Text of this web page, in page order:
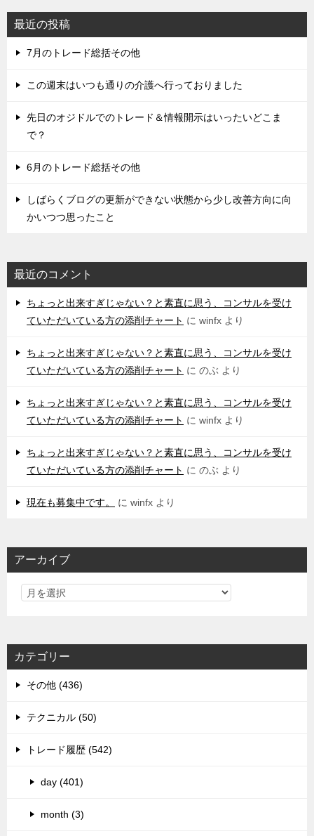
最近の投稿
7月のトレード総括その他
この週末はいつも通りの介護へ行っておりました
先日のオジドルでのトレード＆情報開示はいったいどこま
で？
6月のトレード総括その他
しばらくブログの更新ができない状態から少し改善方向に向
かいつつ思ったこと
最近のコメント
ちょっと出来すぎじゃない？と素直に思う、コンサルを受け
ていただいている方の添削チャート に winfx より
ちょっと出来すぎじゃない？と素直に思う、コンサルを受け
ていただいている方の添削チャート に のぶ より
ちょっと出来すぎじゃない？と素直に思う、コンサルを受け
ていただいている方の添削チャート に winfx より
ちょっと出来すぎじゃない？と素直に思う、コンサルを受け
ていただいている方の添削チャート に のぶ より
現在も募集中です。 に winfx より
アーカイブ
カテゴリー
その他 (436)
テクニカル (50)
トレード履歴 (542)
day (401)
month (3)